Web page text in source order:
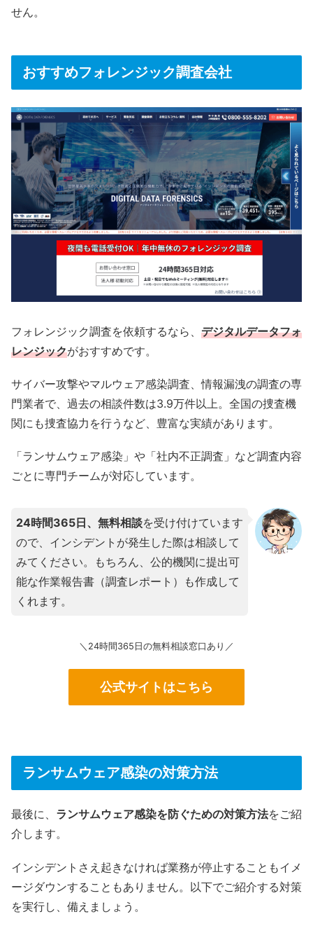
せん。
おすすめフォレンジック調査会社
フォレンジック調査を依頼するなら、 デジタルデータフォ
レンジックがおすすめです。
サイバー攻撃やマルウェア感染調査、情報漏洩の調査の専
門業者で、過去の相談件数は3.9万件以上。全国の捜査機
関にも捜査協力を行うなど、豊富な実績があります。
「ランサムウェア感染」や「社内不正調査」など調査内容
ごとに専門チームが対応しています。
24時間365日、無料相談を受け付けています
ので、インシデントが発生した際は相談して
みてください。もちろん、公的機関に提出可
能な作業報告書（調査レポート）も作成して
くれます。
＼24時間365日の無料相談窓口あり／
公式サイトはこちら
ランサムウェア感染の対策方法
最後に、 ランサムウェア感染を防ぐための対策方法をご紹
介します。
インシデントさえ起きなければ業務が停止することもイメ
ージダウンすることもありません。以下でご紹介する対策
を実行し、備えましょう。